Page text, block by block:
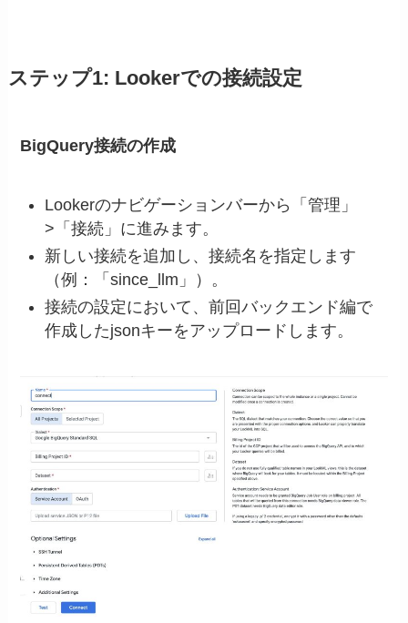
ステップ1: Lookerでの接続設定
BigQuery接続の作成
Lookerのナビゲーションバーから「管理」
>「接続」に進みます。
新しい接続を追加し、接続名を指定します
（例：「since_llm」）。
接続の設定において、前回バックエンド編で
作成したjsonキーをアップロードします。